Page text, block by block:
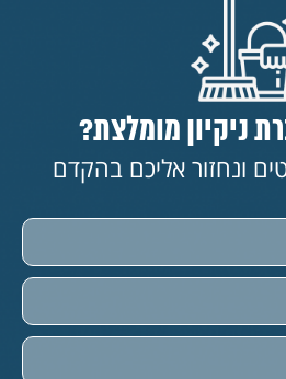
ניקיון מומלצת?
ונחזור אליכם בהקדם